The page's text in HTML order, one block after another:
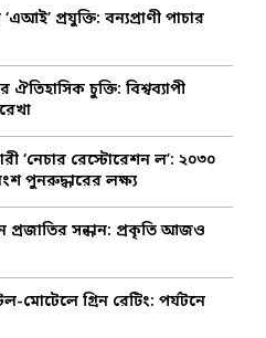
প্রযুক্তি: বন্যপ্রাণী পাচার
চুক্তি: বিশ্বব্যাপী
‘নেচার রেস্টোরেশন ল’: ২০৩০
পুনরুদ্ধারের লক্ষ্য
প্রজাতির সন্ধান: প্রকৃতি আজও
মোটেলে গ্রিন রেটিং: পর্যটনে